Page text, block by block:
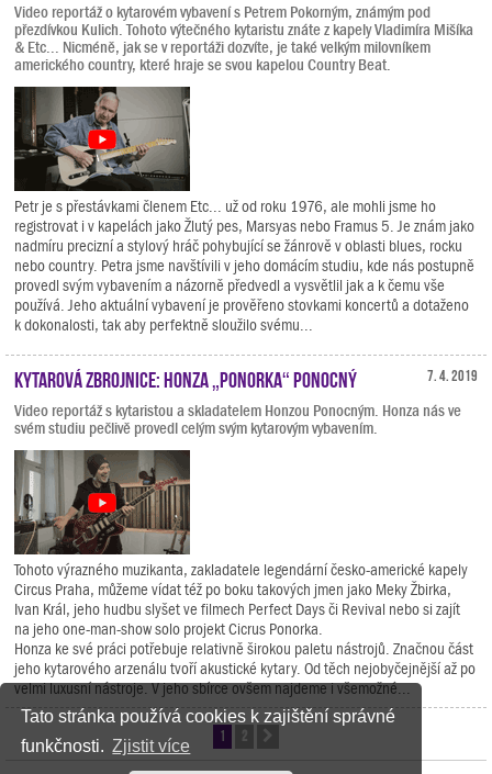
Tato stránka používá cookies k zajištění správné
funkčnosti. Zjistit více
Video reportáž o kytarovém vybavení s Petrem Pokorným, známým pod
přezdívkou Kulich. Tohoto výtečného kytaristu znáte z kapely Vladimíra Mišíka
& Etc... Nicméně, jak se v reportáži dozvíte, je také velkým milovníkem
amerického country, které hraje se svou kapelou Country Beat.
Petr je s přestávkami členem Etc... už od roku 1976, ale mohli jsme ho
registrovat i v kapelách jako Žlutý pes, Marsyas nebo Framus 5. Je znám jako
nadmíru precizní a stylový hráč pohybující se žánrově v oblasti blues, rocku
nebo country. Petra jsme navštívili v jeho domácím studiu, kde nás postupně
provedl svým vybavením a názorně předvedl a vysvětlil jak a k čemu vše
používá. Jeho aktuální vybavení je prověřeno stovkami koncertů a dotaženo
k dokonalosti, tak aby perfektně sloužilo svému...
7. 4. 2019
Kytarová zbrojnice: Honza „Ponorka“ Ponocný
Video reportáž s kytaristou a skladatelem Honzou Ponocným. Honza nás ve
svém studiu pečlivě provedl celým svým kytarovým vybavením.
Tohoto výrazného muzikanta, zakladatele legendární česko-americké kapely
Circus Praha, můžeme vídat též po boku takových jmen jako Meky Žbirka,
Ivan Král, jeho hudbu slyšet ve filmech Perfect Days či Revival nebo si zajít
na jeho one-man-show solo projekt Cicrus Ponorka.
Honza ke své práci potřebuje relativně širokou paletu nástrojů. Značnou část
jeho kytarového arzenálu tvoří akustické kytary. Od těch nejobyčejnější až po
velmi luxusní nástroje. V jeho sbírce ovšem najdeme i všemožné...
1 2